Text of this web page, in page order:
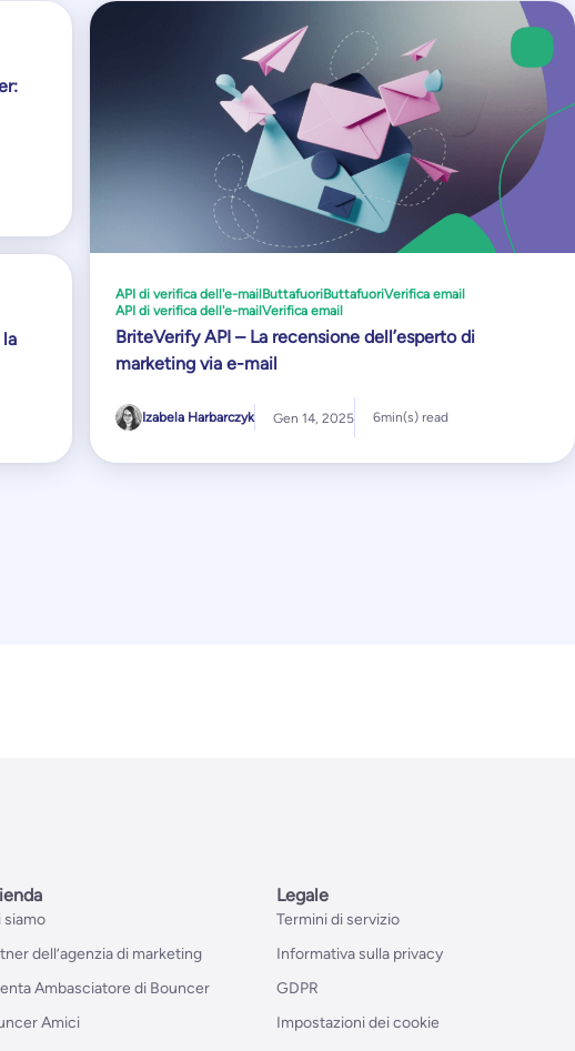
API di verifica dell'e-mail ButtafuoriButtafuoriVerifica email
API di verifica dell'e-mail Verifica email
BriteVerify API – La recensione dell’esperto di
marketing via e-mail
Izabela Harbarczyk Gen 14, 2025 6min(s) read
siamo
dell’agenzia di marketing
Ambasciatore di Bouncer
Amici
Legale
Termini di servizio
Informativa sulla privacy
GDPR
Impostazioni dei cookie